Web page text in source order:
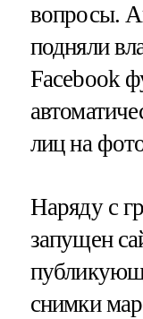
вопросы.
подняли
Facebook
лиц на
Наряду с
запущен
снимки